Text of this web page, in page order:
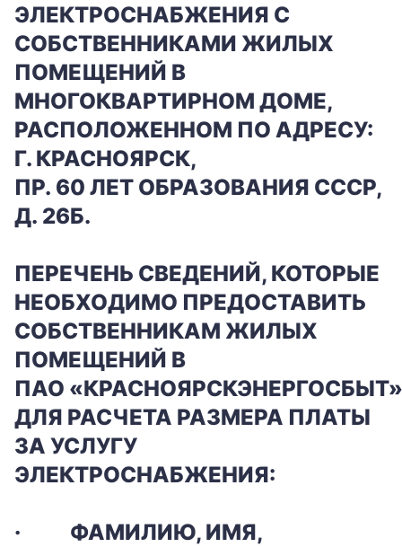
ЭЛЕКТРОСНАБЖЕНИЯ С
СОБСТВЕННИКАМИ ЖИЛЫХ
ПОМЕЩЕНИЙ В
МНОГОКВАРТИРНОМ ДОМЕ,
РАСПОЛОЖЕННОМ ПО АДРЕСУ:
Г. КРАСНОЯРСК,
ПР. 60 ЛЕТ ОБРАЗОВАНИЯ СССР,
Д. 26Б.
ПЕРЕЧЕНЬ СВЕДЕНИЙ, КОТОРЫЕ
НЕОБХОДИМО ПРЕДОСТАВИТЬ
СОБСТВЕННИКАМ ЖИЛЫХ
ПОМЕЩЕНИЙ В
ПАО «КРАСНОЯРСКЭНЕРГОСБЫТ»
ДЛЯ РАСЧЕТА РАЗМЕРА ПЛАТЫ
ЗА УСЛУГУ
ЭЛЕКТРОСНАБЖЕНИЯ:
·
ФАМИЛИЮ, ИМЯ,